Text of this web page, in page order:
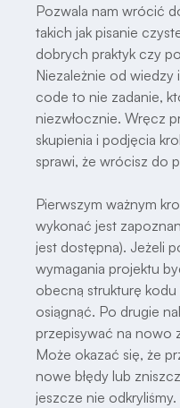
Pozwala nam wrócić
takich jak pisanie
dobrych praktyk czy
Niezależnie od
code to nie zadanie,
niezwłocznie. Wręcz
skupienia i podjęcia
sprawi, że wrócisz do
Pierwszym ważnym
wykonać jest
jest dostępna). Jeżeli
wymagania projektu
obecną strukturę
osiągnąć. Po drugie
przepisywać na nowo
Może okazać się, że
nowe błędy lub
jeszcze nie